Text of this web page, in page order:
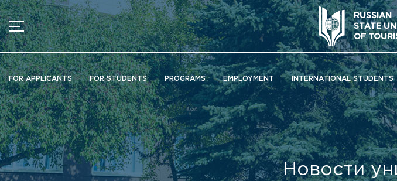
RUSSIAN
STATE
OF
FOR APPLICANTS FOR STUDENTS PROGRAMS EMPLOYMENT INTERNATIONAL STUDENTS
MENU
News
Ads
Documents
Information about educational organization
Officially about admission
Scientific activity Новости